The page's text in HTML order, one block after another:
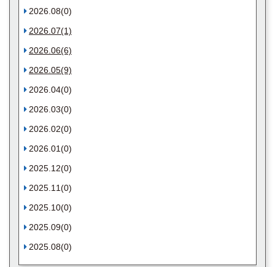
2026.08(0)
2026.07(1)
2026.06(6)
2026.05(9)
2026.04(0)
2026.03(0)
2026.02(0)
2026.01(0)
2025.12(0)
2025.11(0)
2025.10(0)
2025.09(0)
2025.08(0)